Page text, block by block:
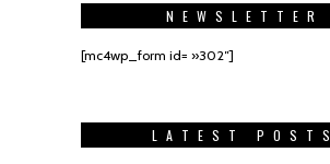
NEWSLETTER
[mc4wp_form id= »302″]
LATEST POSTS